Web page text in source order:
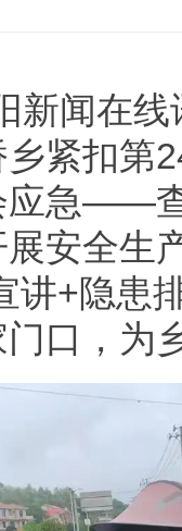
新闻在
紧扣第
应急——
安全生
讲+隐患
口，为